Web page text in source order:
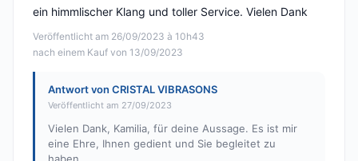
Veröffentlicht am 26/09/2023 à 10h43
nach einem Kauf von 13/09/2023
ein himmlischer Klang und toller Service. Vielen Dank
Antwort von CRISTAL VIBRASONS
Veröffentlicht am 27/09/2023
Vielen Dank, Kamilia, für deine Aussage. Es ist mir
eine Ehre, Ihnen gedient und Sie begleitet zu